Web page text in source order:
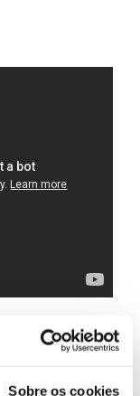
Sobre os cookies
por uma
da indústria
o
fica